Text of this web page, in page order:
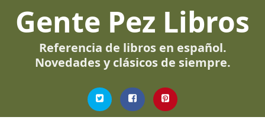
Gente Pez Libros
Referencia de libros en español.
Novedades y clásicos de siempre.